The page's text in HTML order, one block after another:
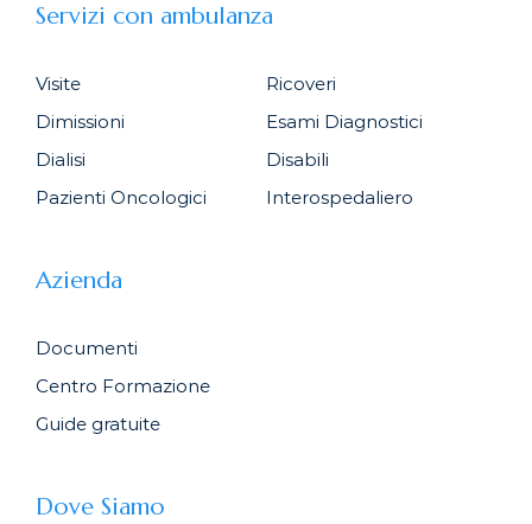
Servizi con ambulanza
Visite
Ricoveri
Dimissioni
Esami Diagnostici
Dialisi
Disabili
Pazienti Oncologici
Interospedaliero
Azienda
Documenti
Centro Formazione
Guide gratuite
Dove Siamo